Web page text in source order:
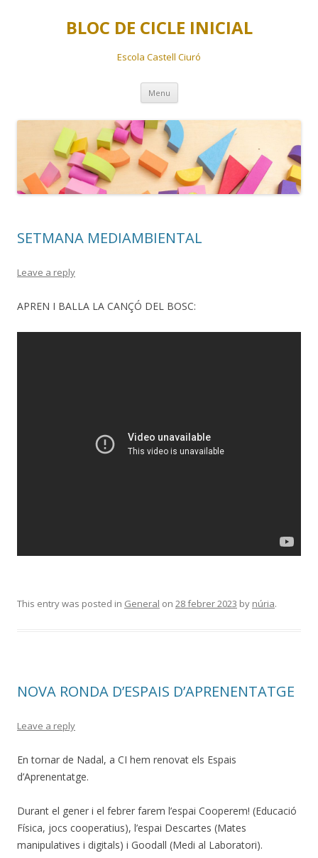
BLOC DE CICLE INICIAL
Escola Castell Ciuró
Menu Skip
content
SETMANA MEDIAMBIENTAL
Leave a reply
APREN I BALLA LA CANÇÓ DEL BOSC:
This entry was posted in General on 28 febrer 2023 by núria.
NOVA RONDA D’ESPAIS D’APRENENTATGE
Leave a reply
En tornar de Nadal, a CI hem renovat els Espais
d’Aprenentatge.
Durant el gener i el febrer farem l’espai Cooperem! (Educació
Física, jocs cooperatius), l’espai Descartes (Mates
manipulatives i digitals) i Goodall (Medi al Laboratori).